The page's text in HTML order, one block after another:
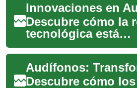
Descubre cómo la
tecnológica está
transformando los
modernos. Desde
conectividad
Descubre cómo